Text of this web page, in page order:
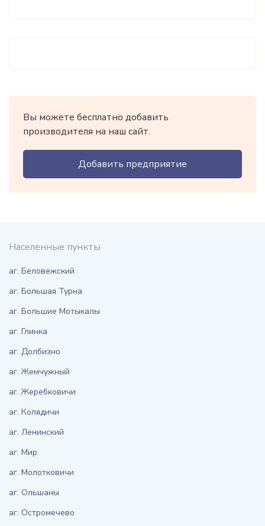
Вы можете бесплатно добавить
производителя на наш сайт.
Добавить предприятие
Населенные пункты
аг. Беловежский
аг. Большая Турна
аг. Большие Мотыкалы
аг. Глинка
аг. Долбизно
аг. Жемчужный
аг. Жеребковичи
аг. Колядичи
аг. Ленинский
аг. Мир
аг. Молотковичи
аг. Ольшаны
аг. Остромечево